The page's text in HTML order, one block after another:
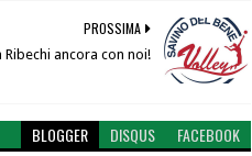
PROSSIMA
Ribechi ancora con noi!
BLOGGER DISQUS FACEBOOK